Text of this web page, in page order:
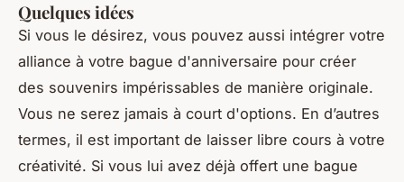
Quelques idées
Si vous le désirez, vous pouvez aussi intégrer votre
alliance à votre bague d'anniversaire pour créer
des souvenirs impérissables de manière originale.
Vous ne serez jamais à court d'options. En d’autres
termes, il est important de laisser libre cours à votre
créativité. Si vous lui avez déjà offert une bague